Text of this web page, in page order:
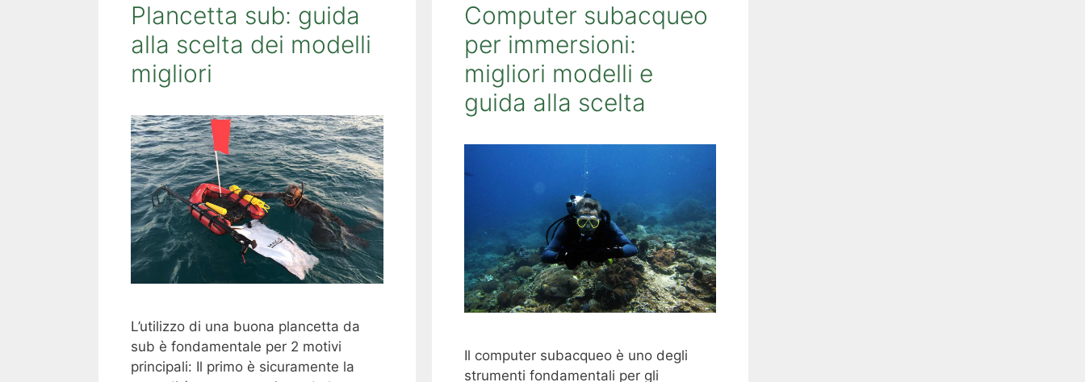
Plancetta sub: guida
alla scelta dei modelli
migliori
L’utilizzo di una buona plancetta da
sub è fondamentale per 2 motivi
principali: Il primo è sicuramente la
Computer subacqueo
per immersioni:
migliori modelli e
guida alla scelta
Il computer subacqueo è uno degli
strumenti fondamentali per gli